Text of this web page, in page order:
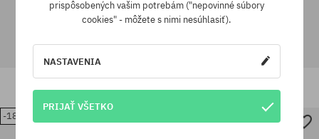
Batoh Dakine Grom 23L
70,90 €56,90 €
Batoh Dakine Verge 25L
194,90 €157,90 €
-18%
prispôsobených vašim potrebám ("nepovinné súbory
cookies" - môžete s nimi nesúhlasiť).
NASTAVENIA
PRIJAŤ VŠETKO